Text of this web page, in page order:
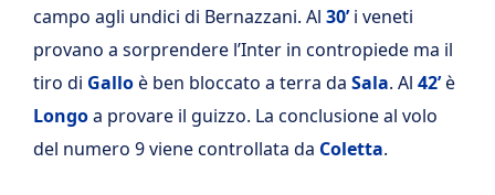
campo agli undici di Bernazzani. Al 30’i veneti
provano a sorprendere l’Inter in contropiede ma il
tiro di Galloè ben bloccato a terra da Sala. Al 42’è
Longoa provare il guizzo. La conclusione al volo
del numero 9 viene controllata da Coletta.